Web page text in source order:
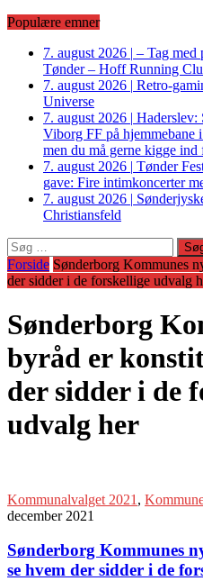
Populære emner
7. august 2026 | – Tag med
Tønder – Hoff Running
7. august 2026 | Retro-
Universe
7. august 2026 | Haderslev:
Viborg FF på hjemmebane
men du må gerne kigge
7. august 2026 | Tønder
gave: Fire intimkoncerter
7. august 2026 |
Christiansfeld
Søg
efter:
Forside Sønderborg Kommunes
der sidder i de forskellige udvalg
Sønderborg
byråd er
der sidder i de
udvalg her
Kommunalvalget 2021 ,
december 2021
Sønderborg Kommunes
se hvem der sidder i de